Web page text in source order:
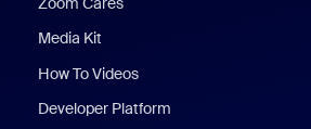
Media Kit
How To Videos
Developer Platform